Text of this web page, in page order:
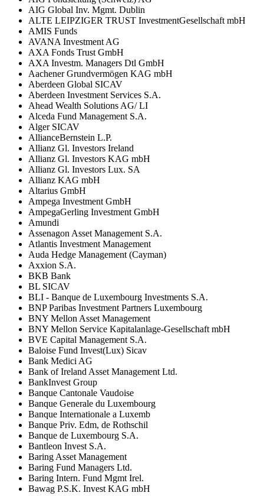
AIG Global Inv. Mgmt. Dublin
ALTE LEIPZIGER TRUST InvestmentGesellschaft mbH
AMIS Funds
AVANA Investment AG
AXA Fonds Trust GmbH
AXA Investm. Managers Dtl GmbH
Aachener Grundvermögen KAG mbH
Aberdeen Global SICAV
Aberdeen Investment Services S.A.
Ahead Wealth Solutions AG/ LI
Alceda Fund Management S.A.
Alger SICAV
AllianceBernstein L.P.
Allianz Gl. Investors Ireland
Allianz Gl. Investors KAG mbH
Allianz Gl. Investors Lux. SA
Allianz KAG mbH
Altarius GmbH
Ampega Investment GmbH
AmpegaGerling Investment GmbH
Amundi
Assenagon Asset Management S.A.
Atlantis Investment Management
Auda Hedge Management (Cayman)
Axxion S.A.
BKB Bank
BL SICAV
BLI - Banque de Luxembourg Investments S.A.
BNP Paribas Investment Partners Luxembourg
BNY Mellon Asset Management
BNY Mellon Service Kapitalanlage-Gesellschaft mbH
BVE Capital Management S.A.
Baloise Fund Invest(Lux) Sicav
Bank Medici AG
Bank of Ireland Asset Management Ltd.
BankInvest Group
Banque Cantonale Vaudoise
Banque Generale du Luxembourg
Banque Internationale a Luxemb
Banque Priv. Edm, de Rothschil
Banque de Luxembourg S.A.
Bantleon Invest S.A.
Baring Asset Management
Baring Fund Managers Ltd.
Baring Intern. Fund Mgmt Irel.
Bawag P.S.K. Invest KAG mbH